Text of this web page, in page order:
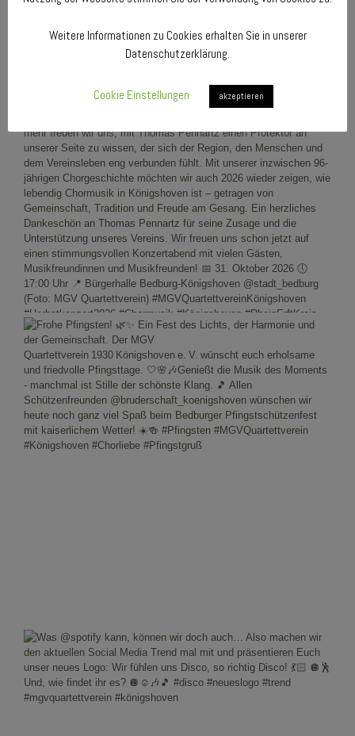
Weitere Informationen zu Cookies erhalten Sie in unserer
Datenschutzerklärung.
Cookie Einstellungen akzeptieren